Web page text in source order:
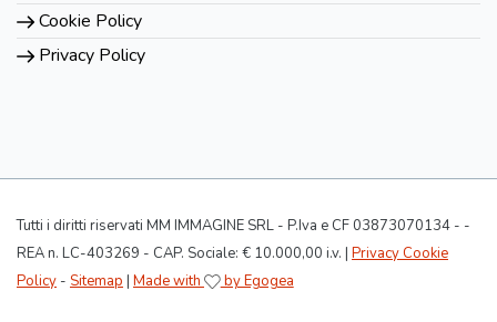
Cookie Policy
Privacy Policy
Tutti i diritti riservati MM IMMAGINE SRL - P.Iva e CF 03873070134 - -
REA n. LC-403269 - CAP. Sociale: € 10.000,00 i.v. | Privacy Cookie
Policy - Sitemap | Made with by Egogea